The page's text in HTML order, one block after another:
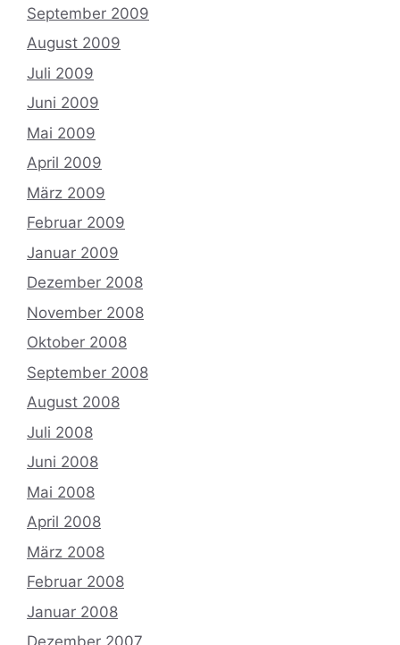
September 2009
August 2009
Juli 2009
Juni 2009
Mai 2009
April 2009
März 2009
Februar 2009
Januar 2009
Dezember 2008
November 2008
Oktober 2008
September 2008
August 2008
Juli 2008
Juni 2008
Mai 2008
April 2008
März 2008
Februar 2008
Januar 2008